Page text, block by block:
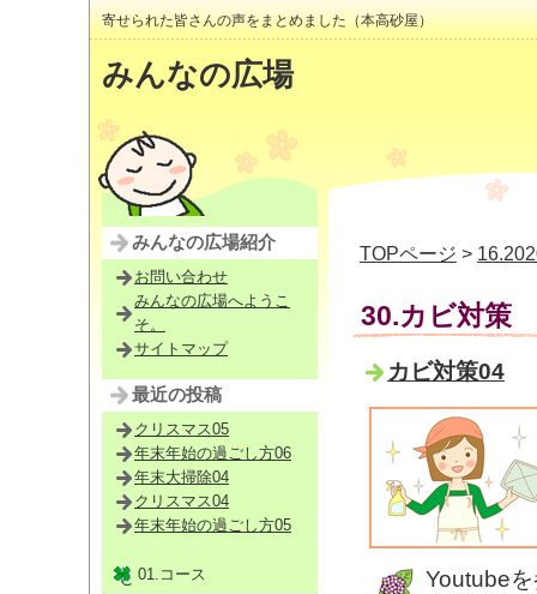
寄せられた皆さんの声をまとめました（本高砂屋）
みんなの広場
TOPページ >
30.カビ対策
カビ対策04
Youtube
みんなの広場紹介
お問い合わせ
みんなの広場へようこ
そ。
サイトマップ
最近の投稿
クリスマス05
年末年始の過ごし方06
年末大掃除04
クリスマス04
年末年始の過ごし方05
01.コース